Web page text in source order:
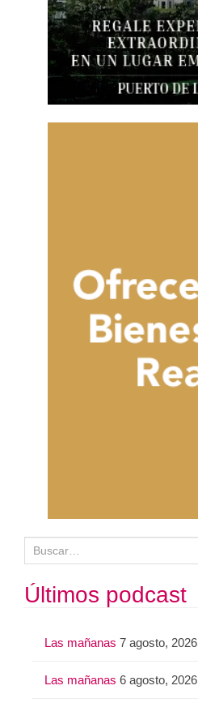
u
s
c
Últimos podcast
Las mañanas 7 agosto, 2026
Las mañanas 6 agosto, 2026